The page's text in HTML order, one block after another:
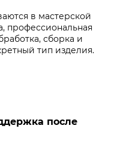
в мастерской
профессиональная
сборка и
тип изделия.
после